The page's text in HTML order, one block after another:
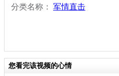
分类名称： 军情直击
您看完该视频的心情